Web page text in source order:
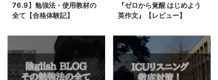
76.9】勉強法・使用教材の
全て【合格体験記】
『ゼロから覚醒 はじめよう
英作文』【レビュー】